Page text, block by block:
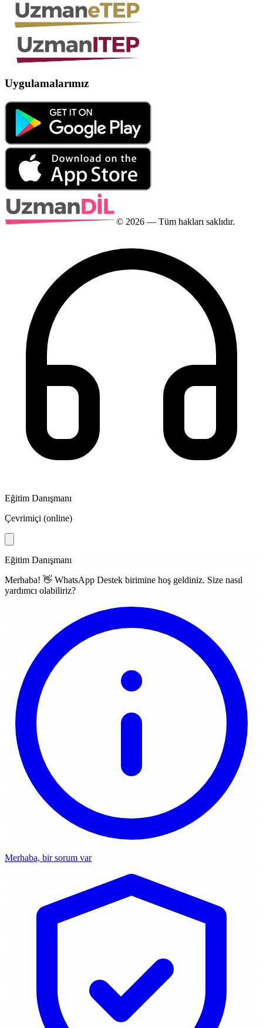
Uygulamalarımız
© 2026 — Tüm hakları saklıdır.
Eğitim Danışmanı
Çevrimiçi (online)
Eğitim Danışmanı
Merhaba! 👋 WhatsApp Destek birimine hoş geldiniz. Size nasıl
yardımcı olabiliriz?
Merhaba, bir sorum var